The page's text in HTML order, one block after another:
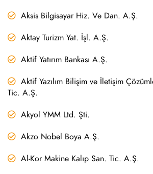
Aksis Bilgisayar Hiz. Ve Dan. A.Ş.
Aktay Turizm Yat. İşl. A.Ş.
Aktif Yatırım Bankası A.Ş.
Aktif Yazılım Bilişim ve İletişim
Tic. A.Ş.
Akyol YMM Ltd. Şti.
Akzo Nobel Boya A.Ş.
Al-Kor Makine Kalıp San. Tic. A.Ş.